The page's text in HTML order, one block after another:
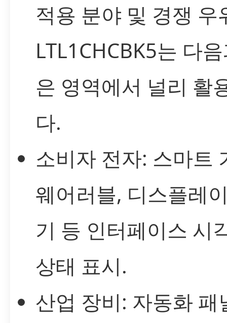
적용 분야 및 경쟁 우
LTL1CHCBK5는 다
은 영역에서 널리 활
다.
소비자 전자: 스마트
웨어러블, 디스플레
기 등 인터페이스 시
상태 표시.
산업 장비: 자동화 패